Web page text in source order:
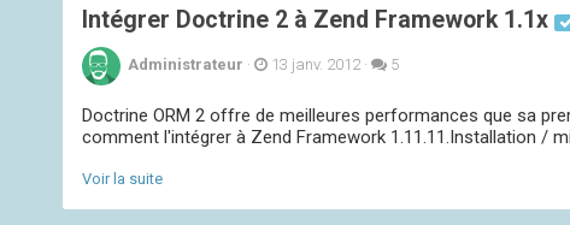
Intégrer Doctrine 2 à Zend Framework 1.1x
Administrateur · 13 janv. 2012· 5
Doctrine ORM 2 offre de meilleures performances que sa
comment l'intégrer à Zend Framework 1.11.11.Installation /
Voir la suite